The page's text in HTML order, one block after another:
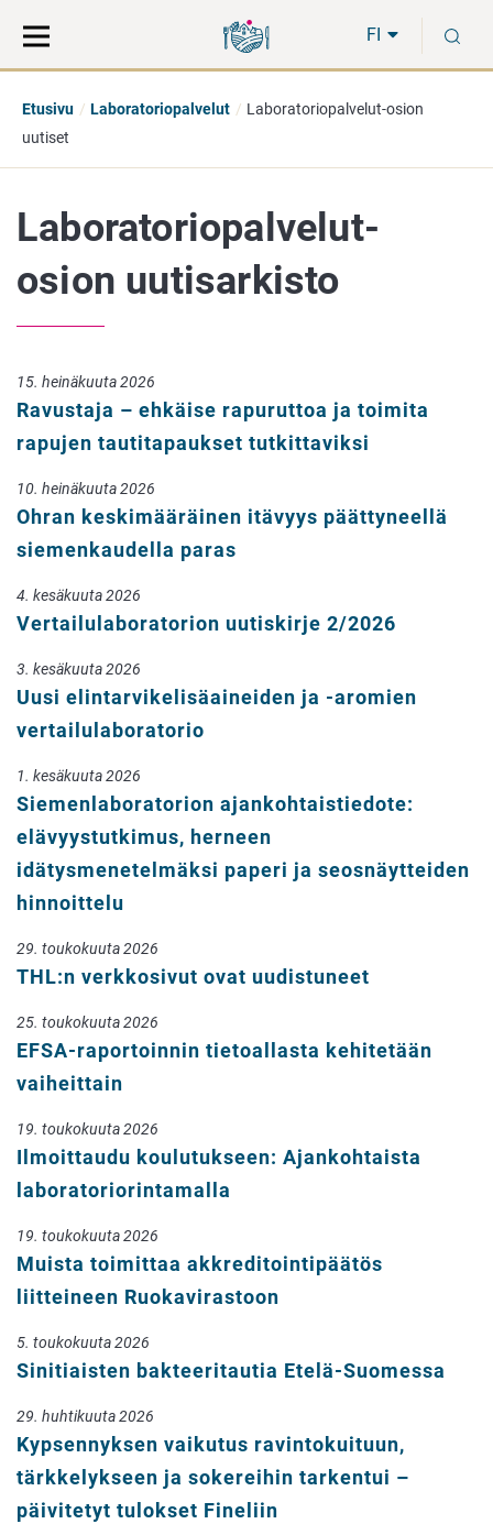
suoraan
sisältöön
koko
sivuston
FI
Etusivu Laboratoriopalvelut
Laboratoriopalvelut-osion
uutiset
Laboratoriopalvelut-
osion uutisarkisto
15. heinäkuuta 2026
Ravustaja – ehkäise rapuruttoa ja toimita
rapujen tautitapaukset tutkittaviksi
10. heinäkuuta 2026
Ohran keskimääräinen itävyys päättyneellä
siemenkaudella paras
4. kesäkuuta 2026
Vertailulaboratorion uutiskirje 2/2026
3. kesäkuuta 2026
Uusi elintarvikelisäaineiden ja -aromien
vertailulaboratorio
1. kesäkuuta 2026
Siemenlaboratorion ajankohtaistiedote:
elävyystutkimus, herneen
idätysmenetelmäksi paperi ja seosnäytteiden
hinnoittelu
29. toukokuuta 2026
THL:n verkkosivut ovat uudistuneet
25. toukokuuta 2026
EFSA-raportoinnin tietoallasta kehitetään
vaiheittain
19. toukokuuta 2026
Ilmoittaudu koulutukseen: Ajankohtaista
laboratoriorintamalla
19. toukokuuta 2026
Muista toimittaa akkreditointipäätös
liitteineen Ruokavirastoon
5. toukokuuta 2026
Sinitiaisten bakteeritautia Etelä-Suomessa
29. huhtikuuta 2026
Kypsennyksen vaikutus ravintokuituun,
tärkkelykseen ja sokereihin tarkentui –
päivitetyt tulokset Fineliin